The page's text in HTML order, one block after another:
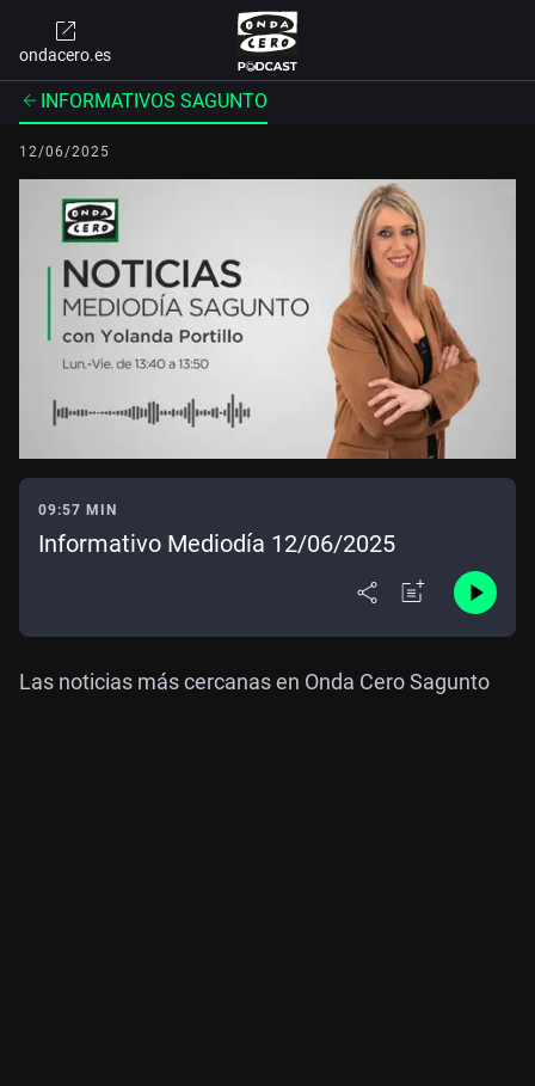
ondacero.es
INFORMATIVOS SAGUNTO
12/06/2025
09:57 MIN
Informativo Mediodía 12/06/2025
Las noticias más cercanas en Onda Cero Sagunto